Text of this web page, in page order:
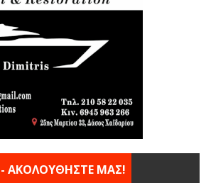
- ΑΚΟΛΟΥΘΗΣΤΕ ΜΑΣ!